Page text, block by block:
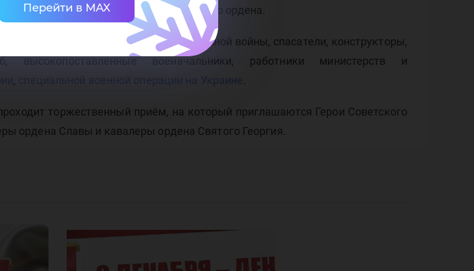
Перейти в MAX
года был утверждён новый статут этого ордена.
, Великой Отечественной войны, спасатели, конструкторы,
высокопоставленные военачальники, работники министерств и
, специальной военной операции на Украине.
торжественный приём, на который приглашаются Герои Советского
ордена Славы и кавалеры ордена Святого Георгия.